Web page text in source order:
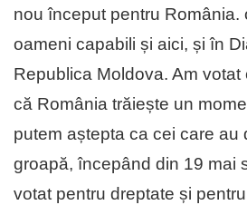
nou început pentru România.
oameni capabili și aici, și în
Republica Moldova. Am votat
că România trăiește un
putem aștepta ca cei care au
groapă, începând din 19 mai
votat pentru dreptate și